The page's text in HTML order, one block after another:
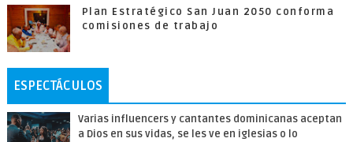
Plan Estratégico San Juan 2050 conforma
comisiones de trabajo
ESPECTÁCULOS
Varias influencers y cantantes dominicanas aceptan
a Dios en sus vidas, se les ve en iglesias o lo